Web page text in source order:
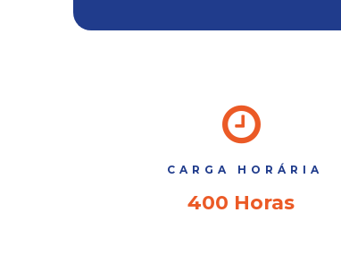
CARGA HORÁRIA
400 Horas